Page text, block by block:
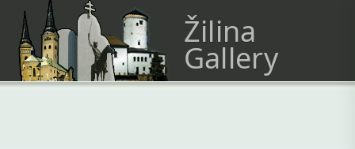
Žilina
Gallery